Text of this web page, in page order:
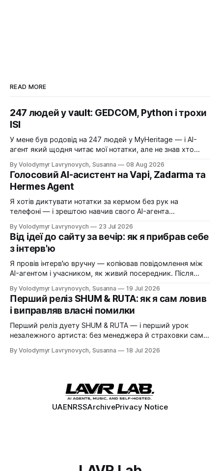
READ MORE
247 людей у vault: GEDCOM, Python і трохи
ISI
У мене був родовід на 247 людей у MyHeritage — і AI-
агент який щодня читає мої нотатки, але не знав хто
markdown-файлів — тепер Сюзанна знає всіх.
By Volodymyr Lavrynovych, Susanna 08 Aug 2026
Голосовий AI-асистент на Vapi, Zadarma та
Hermes Agent
Я хотів диктувати нотатки за кермом без рук на
телефоні — і зрештою навчив свого AI-агента
номер Zadarma, дорогі помилки на старті і покроковий
рецепт, як зібрати те саме собі.
By Volodymyr Lavrynovych 23 Jul 2026
Від ідеї до сайту за вечір: як я прибрав себе
з інтерв'ю
Я провів інтерв'ю вручну — копіював повідомлення між
AI-агентом і учасником, як живий посередник. Після
ланцюжка. За один вечір нотатка стала живою
платформою.
By Volodymyr Lavrynovych, Susanna 19 Jul 2026
Перший реліз SHUM & RUTA: як я сам ловив
і виправляв власні помилки
Перший реліз дуету SHUM & RUTA — і перший урок
незалежного артиста: без менеджера й страховки сам
одного релізу, несподіваної проблеми з Apple Music і
By Volodymyr Lavrynovych, Susanna 18 Jul 2026
UAENRSSArchivePrivacy Notice